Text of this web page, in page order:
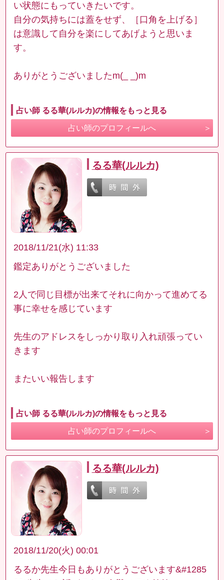
い状態にもっていきたいです。
自分の気持ちには蓋をせず、［口角を上げる］
は意識して自分を楽にしてあげようと思いま
す。
ありがとうございましたm(_ _)m
占い師 るる華(ルルカ)の情報をもっと見る
占い師のプロフィールへ
るる華(ルルカ)
2018/11/21(水) 11:33
鑑定ありがとうございました
2人で同じ目標が出来てそれに向かって進めてる
事に幸せを感じています
先生のアドレスをしっかり取り入れ頑張ってい
きます
またいい報告します
占い師 るる華(ルルカ)の情報をもっと見る
占い師のプロフィールへ
るる華(ルルカ)
2018/11/20(火) 00:01
るるか先生今日もありがとうございます&#1285